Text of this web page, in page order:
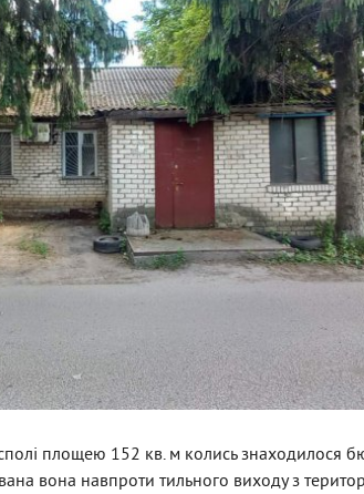
площею 152 кв. м колись знаходилося
вона навпроти тильного виходу з